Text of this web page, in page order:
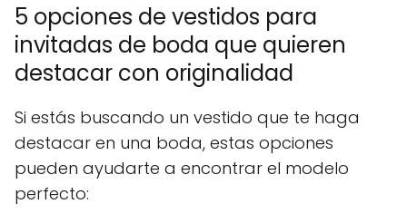
5 opciones de vestidos para
invitadas de boda que quieren
destacar con originalidad
Si estás buscando un vestido que te haga
destacar en una boda, estas opciones
pueden ayudarte a encontrar el modelo
perfecto: